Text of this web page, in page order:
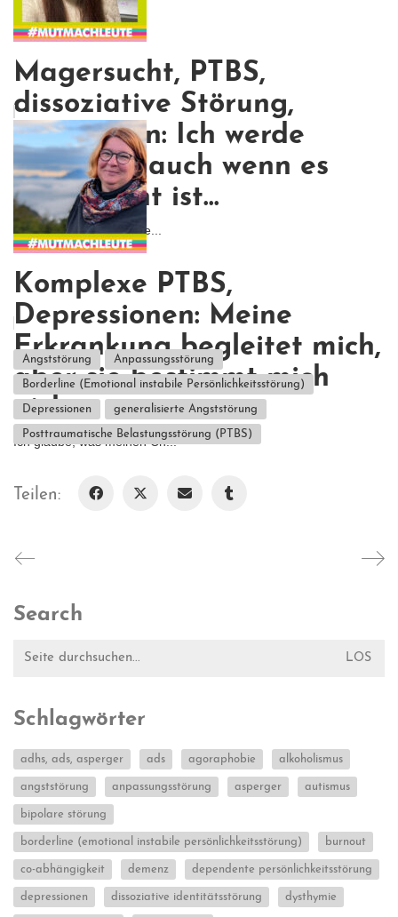
Magersucht, PTBS,
dissoziative Störung,
Depression: Ich werde
kämpfen, auch wenn es
nicht leicht ist...
Ich wollte nicht, dass me...
Komplexe PTBS,
Depressionen: Meine
Erkrankung begleitet mich,
aber sie bestimmt mich
nicht.
Ich glaube, was meinen Ch...
Angststörung Anpassungsstörung
Borderline (Emotional instabile Persönlichkeitsstörung)
Depressionen generalisierte Angststörung
Posttraumatische Belastungsstörung (PTBS)
Teilen:
Search
nach:
Schlagwörter
adhs, ads, asperger ads agoraphobie alkoholismus
angststörung anpassungsstörung asperger autismus
bipolare störung
borderline (emotional instabile persönlichkeitsstörung) burnout
co-abhängigkeit demenz dependente persönlichkeitsstörung
depressionen dissoziative identitätsstörung dysthymie